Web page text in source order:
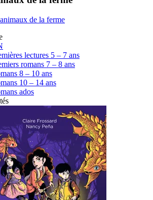
de la ferme
lectures 5 – 7 ans
romans 7 – 8 ans
8 – 10 ans
10 – 14 ans
ados